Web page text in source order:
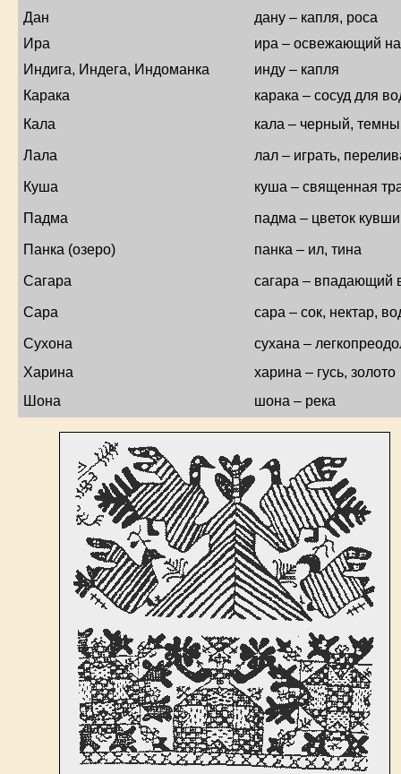
Дан
дану – капля, роса
Ира
ира – освежающий
Индига, Индега, Индоманка
инду – капля
Карака
карака – сосуд для
Кала
кала – черный,
Лала лал – играть,
Куша куша – священная
Падма падма – цветок
Панка (озеро) панка – ил, тина
Сагара сагара – впадающий
Сара сара – сок, нектар,
Сухона
сухана –
Харина
харина – гусь, золото
Шона
шона – река